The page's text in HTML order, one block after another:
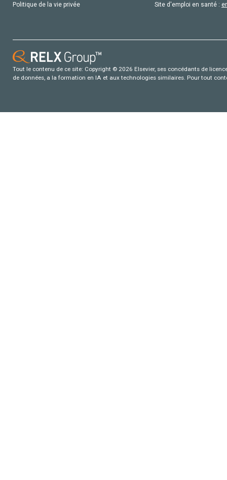
Politique de la vie privée
Site d'emploi en santé :
Tout le contenu de ce site: Copyright © 2026 Elsevier, ses concédants de
de données, a la formation en IA et aux technologies similaires. Pour tout